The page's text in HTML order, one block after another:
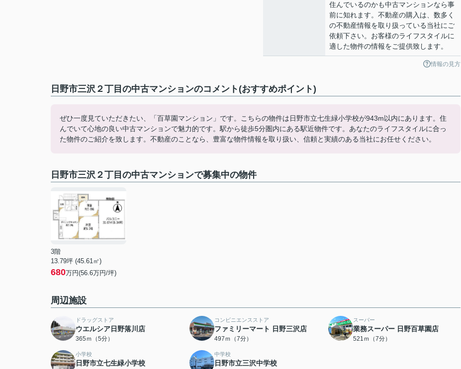
住んでいるのかも中古マンションなら事
前に知れます。不動産の購入は、数多く
の不動産情報を取り扱っている当社にご
依頼下さい。お客様のライフスタイルに
適した物件の情報をご提供致します。
情報の見方
日野市三沢２丁目の中古マンションのコメント(おすすめポイント)
ぜひ一度見ていただきたい、「百草園マンション」です。こちらの物件は日野市立七生緑小学校が943m以内にあります。住
んでいて心地の良い中古マンションで魅力的です。駅から徒歩5分圏内にある駅近物件です。あなたのライフスタイルに合っ
た物件のご紹介を致します。不動産のことなら、豊富な物件情報を取り扱い、信頼と実績のある当社にお任せください。
日野市三沢２丁目の中古マンションで募集中の物件
3階
13.79坪 (45.61㎡)
680万円(56.6万円/坪)
周辺施設
ドラッグストア
ウエルシア日野落川店
365ｍ（5分）
コンビニエンスストア
ファミリーマート 日野三沢店
497ｍ（7分）
スーパー
業務スーパー 日野百草園店
521ｍ（7分）
小学校
日野市立七生緑小学校
中学校
日野市立三沢中学校